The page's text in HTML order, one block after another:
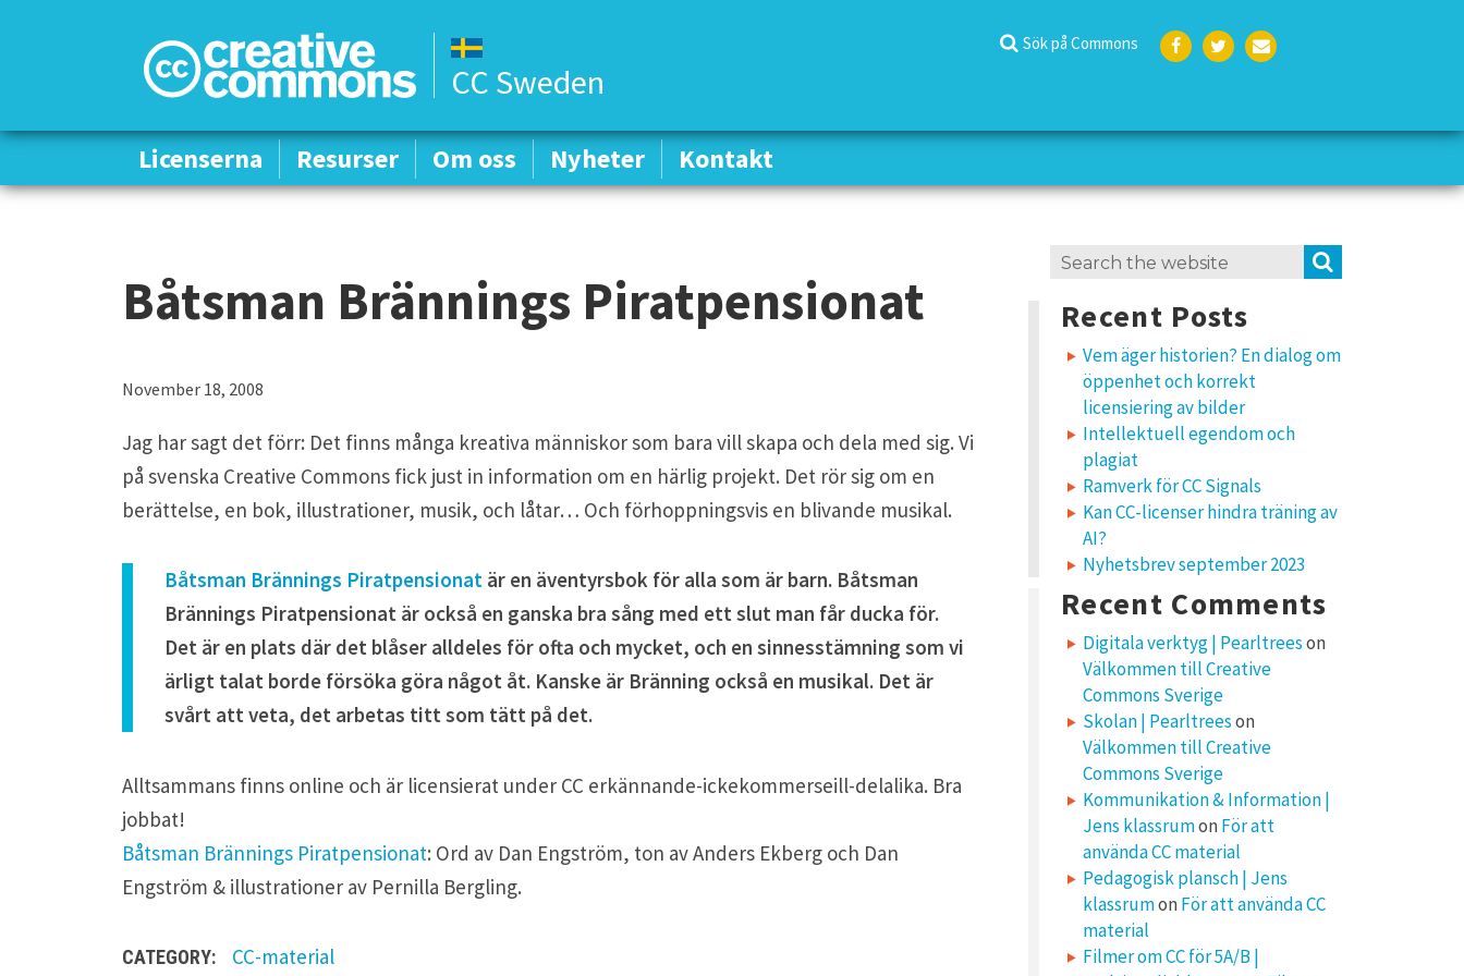
CC Sweden
Sök på Commons
k
Licenserna Resurser Om oss Nyheter Kontakt
Licenserna Resurser Om oss Nyheter Kontakt
Båtsman Brännings Piratpensionat
November 18, 2008
Jag har sagt det förr: Det finns många kreativa människor som bara vill skapa och dela med sig. Vi
på svenska Creative Commons fick just in information om en härlig projekt. Det rör sig om en
berättelse, en bok, illustrationer, musik, och låtar… Och förhoppningsvis en blivande musikal.
Båtsman Brännings Piratpensionat är en äventyrsbok för alla som är barn. Båtsman
Brännings Piratpensionat är också en ganska bra sång med ett slut man får ducka för.
Det är en plats där det blåser alldeles för ofta och mycket, och en sinnesstämning som vi
ärligt talat borde försöka göra något åt. Kanske är Bränning också en musikal. Det är
svårt att veta, det arbetas titt som tätt på det.
Alltsammans finns online och är licensierat under CC erkännande-ickekommerseill-delalika. Bra
jobbat!
Båtsman Brännings Piratpensionat: Ord av Dan Engström, ton av Anders Ekberg och Dan
Engström & illustrationer av Pernilla Bergling.
CATEGORY: CC-material
Search
Recent Posts
Vem äger historien? En dialog om
öppenhet och korrekt
licensiering av bilder
Intellektuell egendom och
plagiat
Ramverk för CC Signals
Kan CC-licenser hindra träning av
AI?
Nyhetsbrev september 2023
Recent Comments
Digitala verktyg | Pearltreeson
Välkommen till Creative
Commons Sverige
Skolan | Pearltreeson
Välkommen till Creative
Commons Sverige
Kommunikation & Information |
Jens klassrumon För att
använda CC material
Pedagogisk plansch | Jens
klassrumon För att använda CC
material
Filmer om CC för 5A/B |